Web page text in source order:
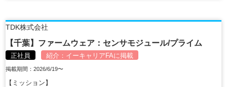
TDK株式会社
【千葉】ファームウェア：センサモジュール/プライム
正社員 紹介： イーキャリアFAに掲載
掲載期間：2026/6/19〜
【ミッション】